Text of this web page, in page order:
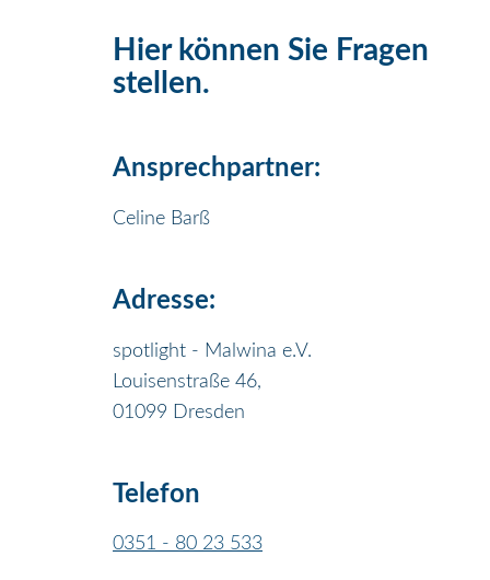
Hier können Sie Fragen
stellen.
Ansprechpartner:
Celine Barß
Adresse:
spotlight - Malwina e.V.
Louisenstraße 46,
01099 Dresden
Telefon
0351 - 80 23 533